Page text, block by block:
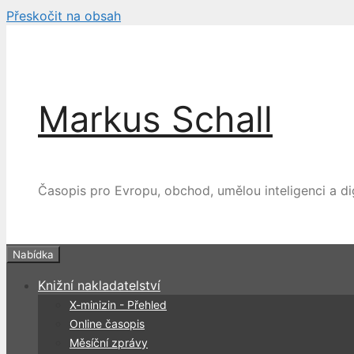
Přeskočit na obsah
Markus Schall
Časopis pro Evropu, obchod, umělou inteligenci a
Nabídka
Knižní nakladatelství
X-minizin - Přehled
Online časopis
Měsíční zprávy